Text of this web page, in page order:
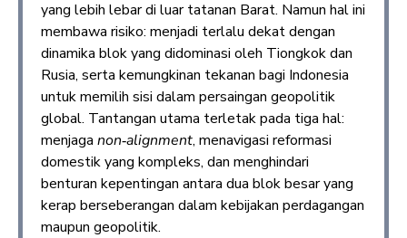
yang lebih lebar di luar tatanan Barat. Namun hal ini
membawa risiko: menjadi terlalu dekat dengan
dinamika blok yang didominasi oleh Tiongkok dan
Rusia, serta kemungkinan tekanan bagi Indonesia
untuk memilih sisi dalam persaingan geopolitik
global. Tantangan utama terletak pada tiga hal:
menjaga non‑alignment, menavigasi reformasi
domestik yang kompleks, dan menghindari
benturan kepentingan antara dua blok besar yang
kerap berseberangan dalam kebijakan perdagangan
maupun geopolitik.